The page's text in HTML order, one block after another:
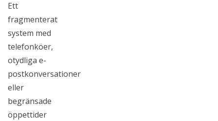
Ett
fragmenterat
system med
telefonköer,
otydliga e-
postkonversationer
eller
begränsade
öppettider